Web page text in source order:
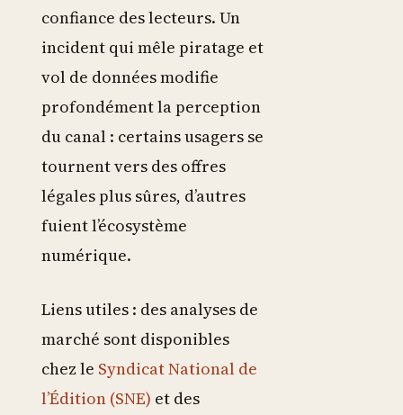
confiance des lecteurs. Un
incident qui mêle piratage et
vol de données modifie
profondément la perception
du canal : certains usagers se
tournent vers des offres
légales plus sûres, d’autres
fuient l’écosystème
numérique.
Liens utiles : des analyses de
marché sont disponibles
chez le Syndicat National de
l’Édition (SNE) et des